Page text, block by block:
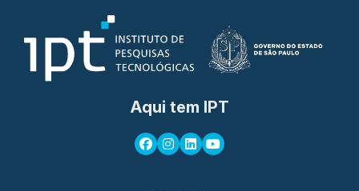
Aqui tem IPT